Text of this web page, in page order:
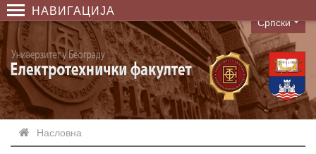
НАВИГАЦИЈА
Language
Српски
Насловна